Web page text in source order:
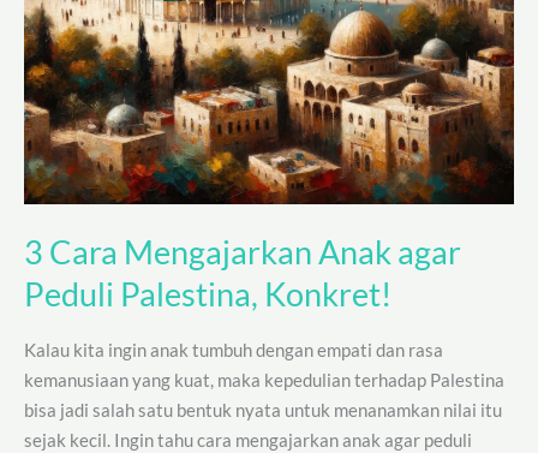
3 Cara Mengajarkan Anak agar
Peduli Palestina, Konkret!
Kalau kita ingin anak tumbuh dengan empati dan rasa
kemanusiaan yang kuat, maka kepedulian terhadap Palestina
bisa jadi salah satu bentuk nyata untuk menanamkan nilai itu
sejak kecil. Ingin tahu cara mengajarkan anak agar peduli